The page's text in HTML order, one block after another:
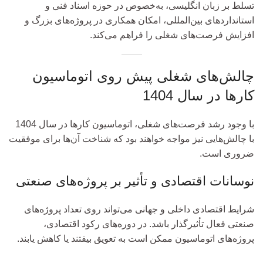
تسلط بر زبان انگلیسی، به‌خصوص در حوزه اسناد فنی و
استانداردهای بین‌المللی، امکان همکاری در پروژه‌های بزرگ و
افزایش فرصت‌های شغلی را فراهم می‌کند.
چالش‌های شغلی پیش روی اتوماسیون
کارها در سال 1404
با وجود رشد فرصت‌های شغلی، اتوماسیون کارها در سال 1404
با چالش‌هایی نیز مواجه خواهند بود که شناخت آن‌ها برای موفقیت
ضروری است.
نوسانات اقتصادی و تأثیر بر پروژه‌های صنعتی
شرایط اقتصادی داخلی و جهانی می‌تواند روی تعداد پروژه‌های
صنعتی فعال تأثیرگذار باشد. در دوره‌های رکود اقتصادی،
پروژه‌های اتوماسیون ممکن است به تعویق بیفتند یا کاهش یابند.